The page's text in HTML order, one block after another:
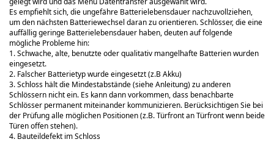
Es empfiehlt sich, die ungefähre Batterielebensdauer nachzuvollziehen,
um den nächsten Batteriewechsel daran zu orientieren. Schlösser, die eine
auffällig geringe Batterielebensdauer haben, deuten auf folgende
mögliche Probleme hin:
1. Schwache, alte, benutzte oder qualitativ mangelhafte Batterien wurden
eingesetzt.
2. Falscher Batterietyp wurde eingesetzt (z.B Akku)
3. Schloss hält die Mindestabstände (siehe Anleitung) zu anderen
Schlössern nicht ein. Es kann dann vorkommen, dass benachbarte
Schlösser permanent miteinander kommunizieren. Berücksichtigen Sie bei
der Prüfung alle möglichen Positionen (z.B. Türfront an Türfront wenn beide
Türen offen stehen).
4. Bauteildefekt im Schloss